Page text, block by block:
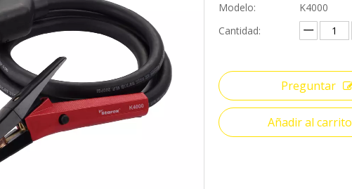
Modelo:
K4000
Cantidad:
Preguntar
Añadir al carrito